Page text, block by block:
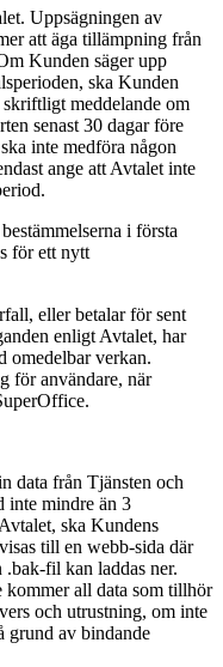
Uppsägningen av
att äga tillämpning från
Kunden säger upp
ska Kunden
meddelande om
senast 30 dagar före
inte medföra någon
ange att Avtalet inte
i första
för ett nytt
eller betalar för sent
enligt Avtalet, har
omedelbar verkan.
för användare, när
data från Tjänsten och
inte mindre än 3
ska Kundens
till en webb-sida där
fil kan laddas ner.
kommer all data som tillhör
och utrustning, om inte
grund av bindande